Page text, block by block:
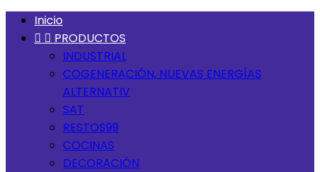
Inicio
  PRODUCTOS
INDUSTRIAL
COGENERACIÓN, NUEVAS ENERGÍAS
ALTERNATIV
SAT
RESTOS99
COCINAS
DECORACIÓN